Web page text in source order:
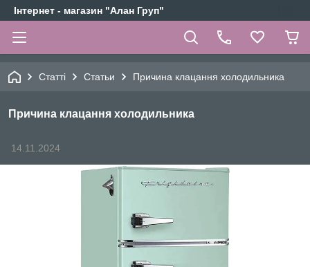
Інтернет - магазин "Алан Груп"
Статті Статьи Причина клацання холодильника
Причина клацання холодильника
14.11.2024